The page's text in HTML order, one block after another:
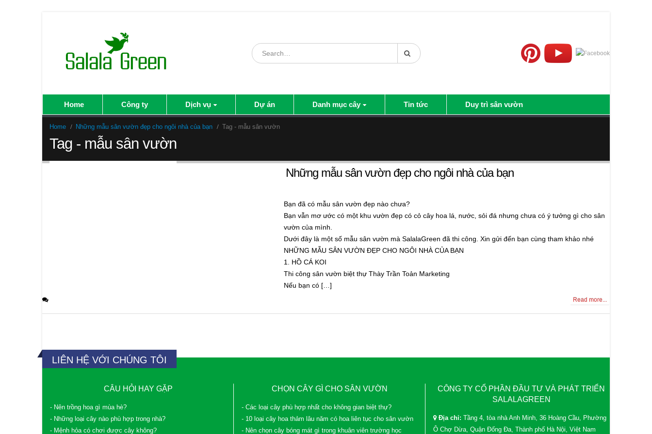
Home Công ty Dịch vụ Dự án Danh mục cây Tin tức Duy trì sân vườn
Home Những mẫu sân vườn đẹp cho ngôi nhà của bạn Tag - mẫu sân vườn
Tag - mẫu sân vườn
Những mẫu sân vườn đẹp cho ngôi nhà của bạn
Bạn đã có mẫu sân vườn đẹp nào chưa?
Bạn vẫn mơ ước có một khu vườn đẹp có cỏ cây hoa lá, nước, sỏi đá nhưng chưa có ý tưởng gì cho sân
vườn của mình.
Dưới đây là một số mẫu sân vườn mà SalalaGreen đã thi công. Xin gửi đến bạn cùng tham khảo nhé
NHỮNG MẪU SÂN VƯỜN ĐẸP CHO NGÔI NHÀ CỦA BẠN
1. HỒ CÁ KOI
Thi công sân vườn biệt thự Thày Trần Toản Marketing
Nếu bạn có […]
Read more...
LIÊN HỆ VỚI CHÚNG TÔI
CÂU HỎI HAY GẶP
- Nên trồng hoa gì mùa hè?
- Những loại cây nào phù hợp trong nhà?
- Mệnh hỏa có chơi được cây không?
CHỌN CÂY GÌ CHO SÂN VƯỜN
- Các loại cây phù hợp nhất cho không gian biệt thự?
- 10 loại cây hoa thảm lâu năm có hoa liên tục cho sân vườn
- Nên chọn cây bóng mát gì trong khuân viên trường học
CÔNG TY CỔ PHẦN ĐẦU TƯ VÀ PHÁT TRIỂN
SALALAGREEN
Địa chỉ:
Tầng 4, tòa nhà Anh Minh, 36 Hoàng Cầu, Phường
Ô Chợ Dừa, Quận Đống Đa, Thành phố Hà Nội, Việt Nam